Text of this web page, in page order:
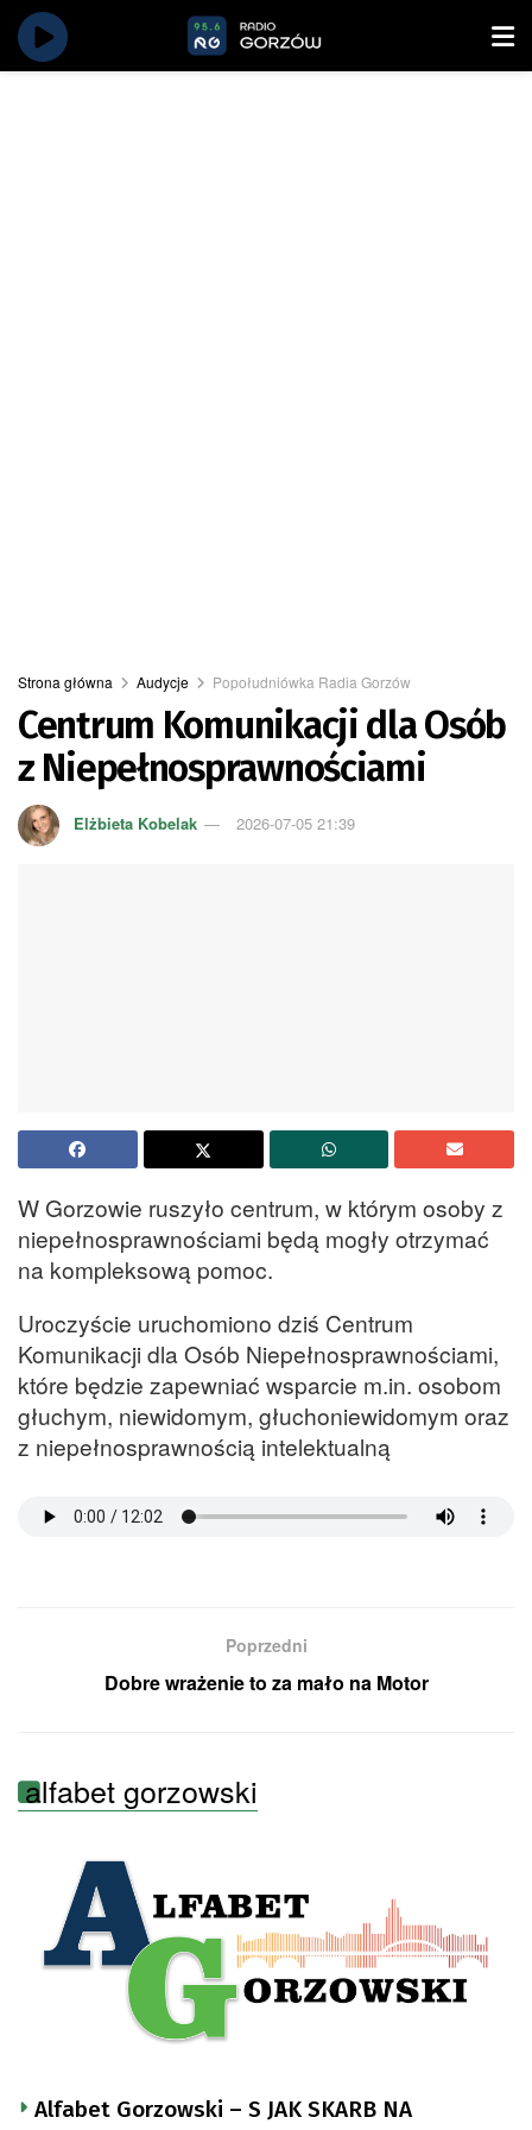
Strona główna Audycje Popołudniówka Radia Gorzów
Centrum Komunikacji dla Osób
z Niepełnosprawnościami
Elżbieta Kobelak 2026-07-05 21:39
W Gorzowie ruszyło centrum, w którym osoby z
niepełnosprawnościami będą mogły otrzymać
na kompleksową pomoc.
Uroczyście uruchomiono dziś Centrum
Komunikacji dla Osób Niepełnosprawnościami,
które będzie zapewniać wsparcie m.in. osobom
głuchym, niewidomym, głuchoniewidomym oraz
z niepełnosprawnością intelektualną
Poprzedni
Dobre wrażenie to za mało na Motor
alfabet gorzowski
Alfabet Gorzowski – S JAK SKARB NA